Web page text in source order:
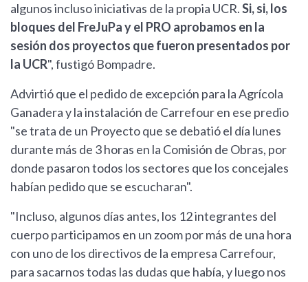
algunos incluso iniciativas de la propia UCR.Si, si, los
bloques del FreJuPa y el PRO aprobamos en la
sesión dos proyectos que fueron presentados por
la UCR", fustigó Bompadre.
Advirtió que el pedido de excepción para la Agrícola
Ganadera y la instalación de Carrefour en ese predio
"se trata de un Proyecto que se debatió el día lunes
durante más de 3 horas en la Comisión de Obras, por
donde pasaron todos los sectores que los concejales
habían pedido que se escucharan".
"Incluso, algunos días antes, los 12 integrantes del
cuerpo participamos en un zoom por más de una hora
con uno de los directivos de la empresa Carrefour,
para sacarnos todas las dudas que había, y luego nos